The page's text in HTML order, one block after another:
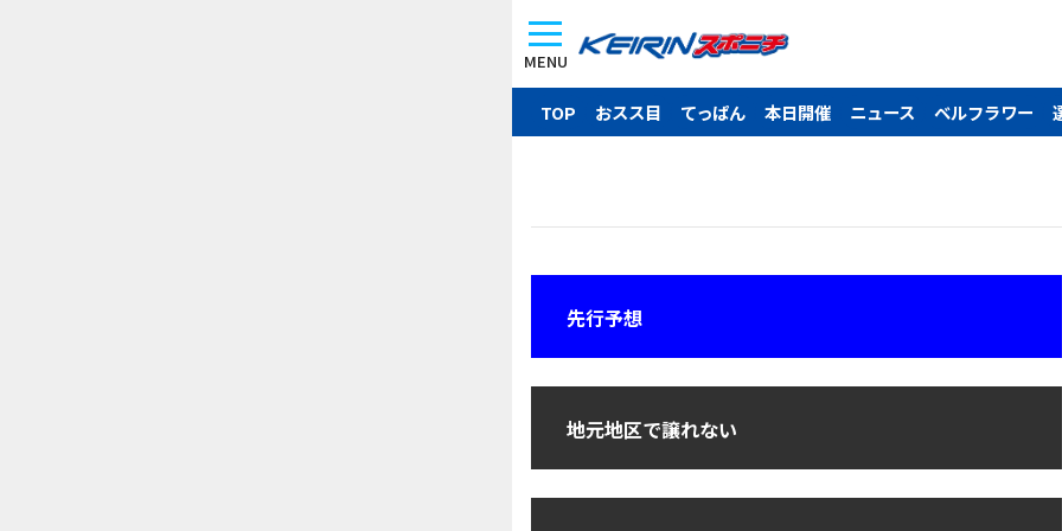
MENU
TOP おスス目 てっぱん 本日開催 ニュース ベルフラワー
先行予想
地元地区で譲れない